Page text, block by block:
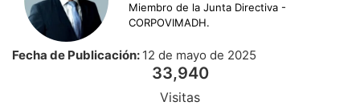
Miembro de la Junta Directiva -
CORPOVIMADH.
Fecha de Publicación: 12 de mayo de 2025
Visitas
33,940